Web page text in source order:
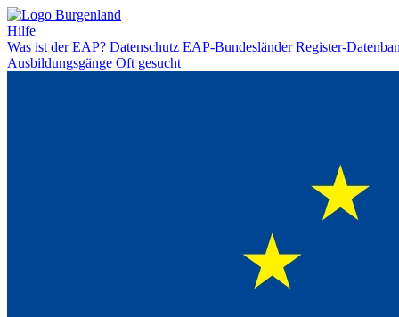
Hilfe
Was ist der EAP? Datenschutz EAP-BundesländerRegister-
Ausbildungsgänge Oft gesucht